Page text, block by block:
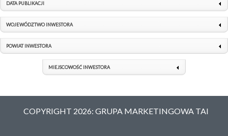
DATA PUBLIKACJI
WOJEWÓDZTWO INWESTORA
POWIAT INWESTORA
MIEJSCOWOŚĆ INWESTORA
COPYRIGHT 2026: GRUPA MARKETINGOWA TAI